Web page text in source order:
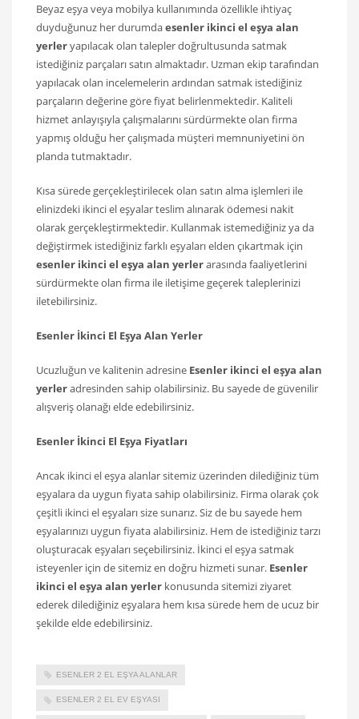
Beyaz eşya veya mobilya kullanımında özellikle ihtiyaç
duyduğunuz her durumdaesenler ikinci el eşya alan
yerleryapılacak olan talepler doğrultusunda satmak
istediğiniz parçaları satın almaktadır. Uzman ekip tarafından
yapılacak olan incelemelerin ardından satmak istediğiniz
parçaların değerine göre fiyat belirlenmektedir. Kaliteli
hizmet anlayışıyla çalışmalarını sürdürmekte olan firma
yapmış olduğu her çalışmada müşteri memnuniyetini ön
planda tutmaktadır.
Kısa sürede gerçekleştirilecek olan satın alma işlemleri ile
elinizdeki ikinci el eşyalar teslim alınarak ödemesi nakit
olarak gerçekleştirmektedir. Kullanmak istemediğiniz ya da
değiştirmek istediğiniz farklı eşyaları elden çıkartmak için
esenler ikinci el eşya alan yerlerarasında faaliyetlerini
sürdürmekte olan firma ile iletişime geçerek taleplerinizi
iletebilirsiniz.
Esenler İkinci El Eşya Alan Yerler
Ucuzluğun ve kalitenin adresine Esenler ikinci el eşya alan
yerleradresinden sahip olabilirsiniz. Bu sayede de güvenilir
alışveriş olanağı elde edebilirsiniz.
Esenler İkinci El Eşya Fiyatları
Ancak ikinci el eşya alanlar sitemiz üzerinden dilediğiniz tüm
eşyalara da uygun fiyata sahip olabilirsiniz. Firma olarak çok
çeşitli ikinci el eşyaları size sunarız. Siz de bu sayede hem
eşyalarınızı uygun fiyata alabilirsiniz. Hem de istediğiniz tarzı
oluşturacak eşyaları seçebilirsiniz. İkinci el eşya satmak
isteyenler için de sitemiz en doğru hizmeti sunar. Esenler
ikinci el eşya alan yerler konusunda sitemizi ziyaret
ederek dilediğiniz eşyalara hem kısa sürede hem de ucuz bir
şekilde elde edebilirsiniz.
ESENLER 2 EL EŞYA ALANLAR
ESENLER 2 EL EV EŞYASI